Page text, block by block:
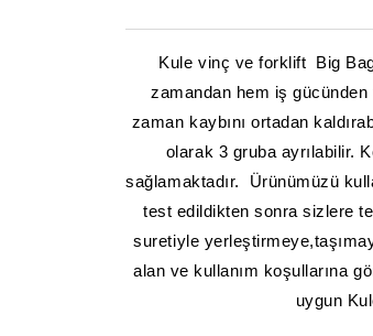
Kule vinç ve forklift Big
zamandan hem iş gücünden
zaman kaybını ortadan
olarak 3 gruba ayrılabilir.
sağlamaktadır. Ürünümüzü
test edildikten sonra sizlere
suretiyle
alan ve kullanım koşullarına
uygun